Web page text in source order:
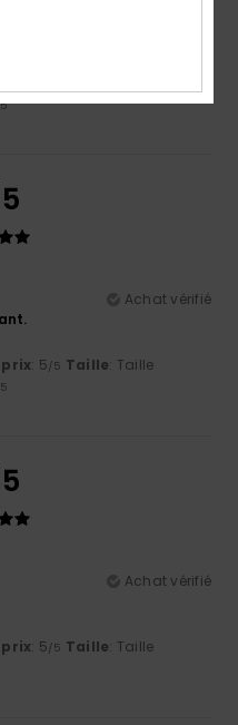
Achat vérifié
: 5/5 Taille: Taille
Achat vérifié
: 5/5 Taille: Taille